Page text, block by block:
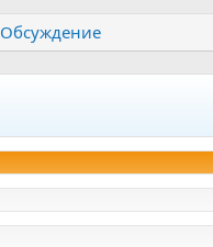
Обсуждение